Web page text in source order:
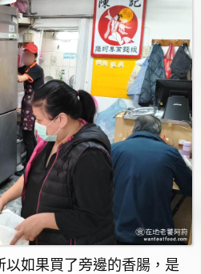
以如果買了旁邊的香腸，是